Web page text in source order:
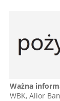
Ważna
WBK, Alior